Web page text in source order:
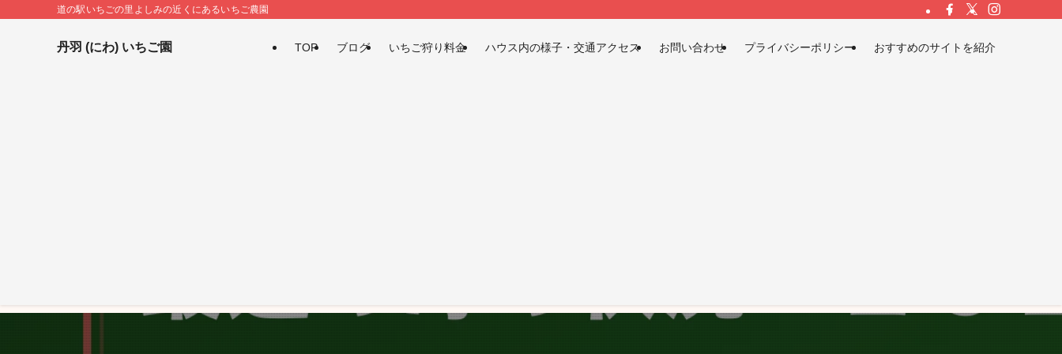
道の駅いちごの里よしみの近くにあるいちご農園
丹羽 (にわ) いちご園 TOP ブログ いちご狩り料金 ハウス内の様子・交通アクセス お問い合わせ プライバシーポリシー おすすめのサイトを紹介